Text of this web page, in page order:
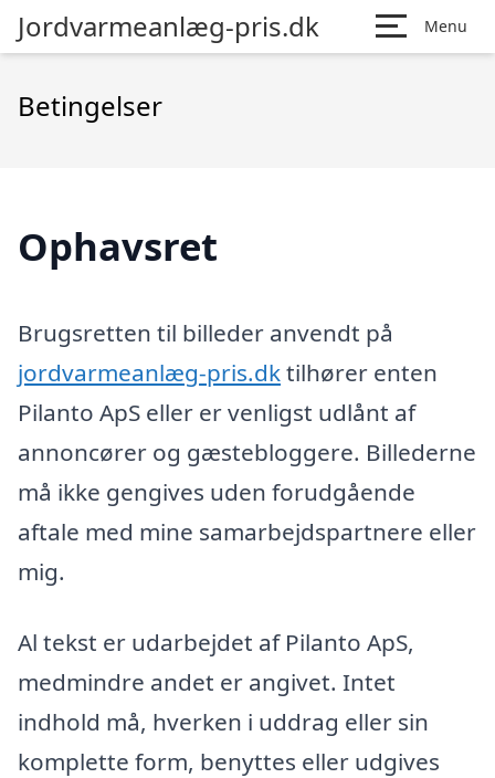
Jordvarmeanlæg-pris.dk Menu
Betingelser
Ophavsret
Brugsretten til billeder anvendt på
jordvarmeanlæg-pris.dktilhører enten
Pilanto ApS eller er venligst udlånt af
annoncører og gæstebloggere. Billederne
må ikke gengives uden forudgående
aftale med mine samarbejdspartnere eller
mig.
Al tekst er udarbejdet af Pilanto ApS,
medmindre andet er angivet. Intet
indhold må, hverken i uddrag eller sin
komplette form, benyttes eller udgives